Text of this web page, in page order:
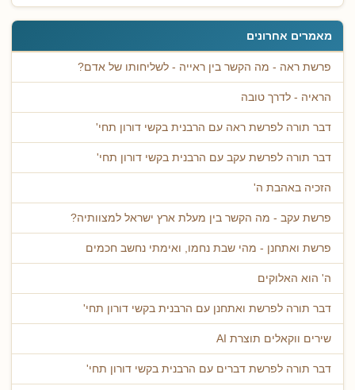
מאמרים אחרונים
פרשת ראה - מה הקשר בין ראייה - לשליחותו של אדם?
הראיה - לדרך טובה
דבר תורה לפרשת ראה עם הרבנית בקשי דורון תחי'
דבר תורה לפרשת עקב עם הרבנית בקשי דורון תחי'
הזכיה באהבת ה'
פרשת עקב - מה הקשר בין מעלת ארץ ישראל למצוותיה?
פרשת ואתחנן - מהי שבת נחמו, ואימתי נחשב חכמים
ה' הוא האלוקים
דבר תורה לפרשת ואתחנן עם הרבנית בקשי דורון תחי'
שירים ווקאלים תוצרת AI
דבר תורה לפרשת דברים עם הרבנית בקשי דורון תחי'